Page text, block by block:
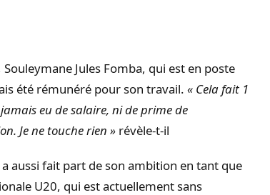
Jules Fomba, qui est en poste
été rémunéré pour son travail. « Cela fait 1
eu de salaire, ni de prime de
Je ne touche rien » révèle-t-il
aussi fait part de son ambition en tant que
U20, qui est actuellement sans